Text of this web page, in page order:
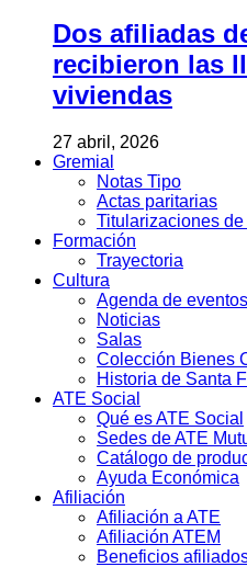
Dos afiliadas
recibieron las
viviendas
27 abril, 2026
Gremial
Notas Tipo
Actas paritarias
Titularizaciones
Formación
Trayectoria
Cultura
Agenda de eventos
Noticias
Salas
Colección Bienes
Historia de Santa
ATE Social
Qué es ATE Social
Sedes de ATE
Catálogo de
Ayuda Económica
Afiliación
Afiliación a ATE
Afiliación ATEM
Beneficios